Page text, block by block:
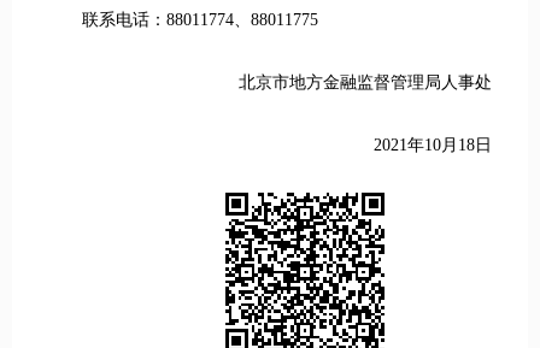
联系电话：88011774、88011775
北京市地方金融监督管理局人事处
2021年10月18日